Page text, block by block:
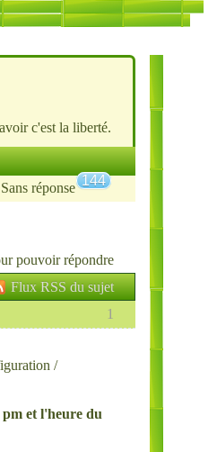
c'est la liberté.
Sans réponse 144
pouvoir répondre
Flux RSS du sujet
1
/
pm et l'heure du